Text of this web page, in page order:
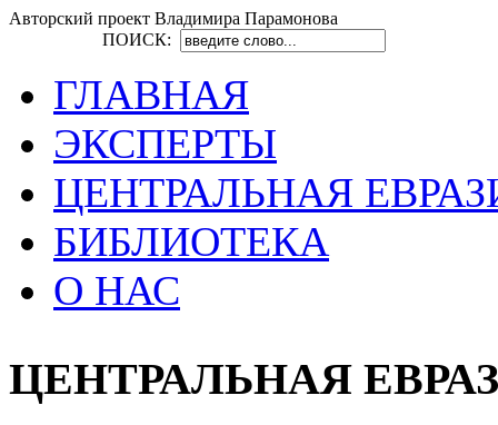
Авторский проект Владимира Парамонова
ПОИСК:
ГЛАВНАЯ
ЭКСПЕРТЫ
ЦЕНТРАЛЬНАЯ
БИБЛИОТЕКА
О НАС
ЦЕНТРАЛЬНАЯ